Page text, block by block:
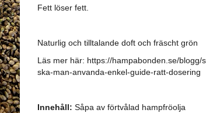
Fett löser fett.
Naturlig och tilltalande doft och fräscht grön
Läs mer här: https://hampabonden.se/blogg/
ska-man-anvanda-enkel-guide-ratt-dosering
Innehåll: Såpa av förtvålad hampfröolja